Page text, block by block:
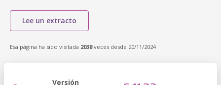
Lee un extracto
Esa página ha sido visitada 2038veces desde 20/11/2024
Versión